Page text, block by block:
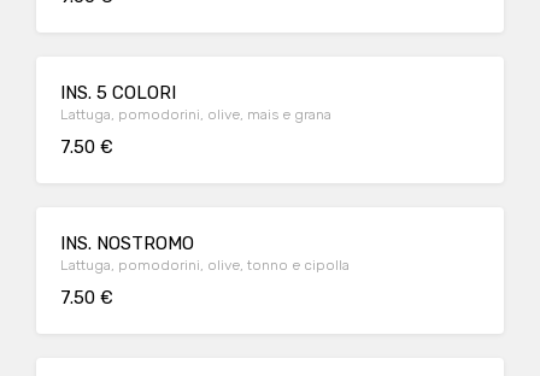
INS. 5 COLORI
Lattuga, pomodorini, olive, mais e grana
7.50 €
INS. NOSTROMO
Lattuga, pomodorini, olive, tonno e cipolla
7.50 €